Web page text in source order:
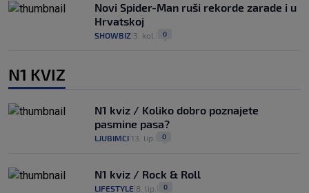
Novi Spider-Man ruši rekorde zarade i u
Hrvatskoj
SHOWBIZ 3. kol. 0
N1 KVIZ
N1 kviz / Koliko dobro poznajete
pasmine pasa?
LJUBIMCI 13. lip. 0
N1 kviz / Rock & Roll
LIFESTYLE 8. lip. 0